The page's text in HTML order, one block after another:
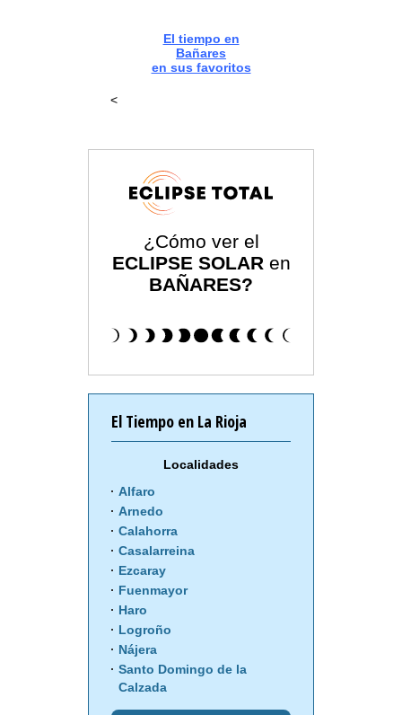
El tiempo en
Bañares
en sus favoritos
<
¿Cómo ver el
ECLIPSE SOLAR en
BAÑARES?
El Tiempo en La Rioja
Localidades
Alfaro
Arnedo
Calahorra
Casalarreina
Ezcaray
Fuenmayor
Haro
Logroño
Nájera
Santo Domingo de la
Calzada